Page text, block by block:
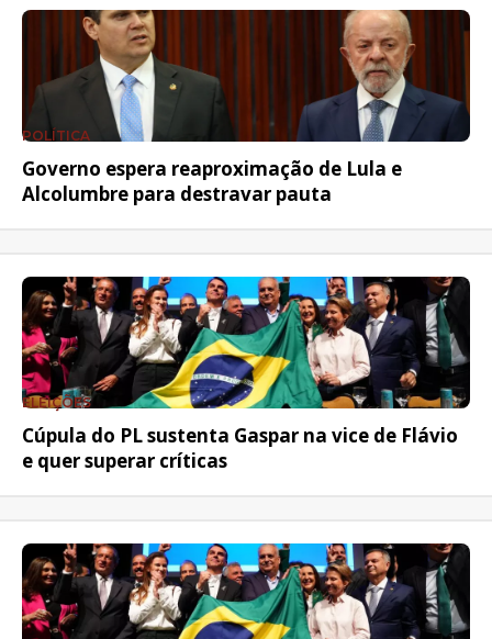
POLÍTICA
Governo espera reaproximação de Lula e
Alcolumbre para destravar pauta
ELEIÇÕES
Cúpula do PL sustenta Gaspar na vice de Flávio
e quer superar críticas